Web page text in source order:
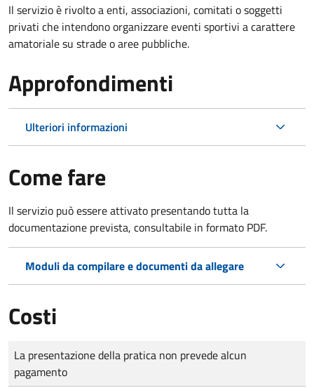
Il servizio è rivolto a enti, associazioni, comitati o soggetti
privati che intendono organizzare eventi sportivi a carattere
amatoriale su strade o aree pubbliche.
Approfondimenti
Ulteriori informazioni
Come fare
Il servizio può essere attivato presentando tutta la
documentazione prevista, consultabile in formato PDF.
Moduli da compilare e documenti da allegare
Costi
Tipo di pagamento
Importo
La presentazione della pratica non prevede alcun
pagamento